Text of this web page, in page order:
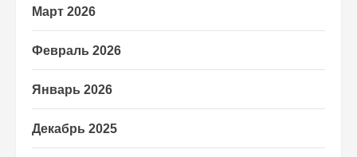
Март 2026
Февраль 2026
Январь 2026
Декабрь 2025